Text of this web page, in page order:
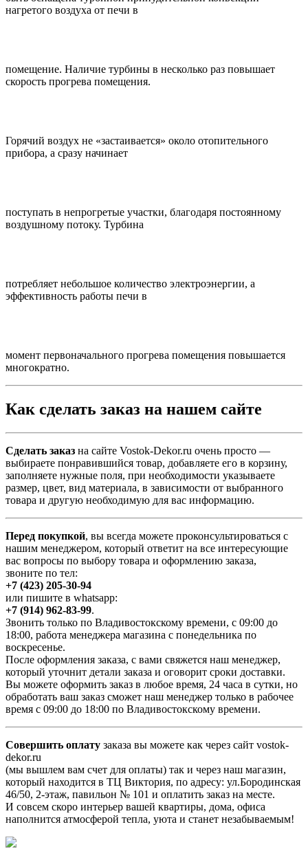
нагретого воздуха от печи в
помещение. Наличие турбины в несколько раз повышает
скорость прогрева помещения.
Горячий воздух не «застаивается» около отопительного
прибора, а сразу начинает
поступать в непрогретые участки, благодаря постоянному
воздушному потоку. Турбина
потребляет небольшое количество электроэнергии, а
эффективность работы печи в
момент первоначального прогрева помещения повышается
многократно.
Как сделать заказ на нашем сайте
Сделать заказ на сайте Vostok-Dekor.ru очень просто —
выбираете понравившийся товар, добавляете его в корзину,
заполняете нужные поля, при необходимости указываете
размер, цвет, вид материала, в зависимости от выбранного
товара и другую необходимую для вас информацию.
Перед покупкой, вы всегда можете проконсультироваться с
нашим менеджером, который ответит на все интересующие
вас вопросы по выбору товара и оформлению заказа,
звоните по тел:
+7 (423) 205-30-94
или пишите в whatsapp:
+7 (914) 962-83-99.
Звонить только по Владивостокскому времени, с 09:00 до
18:00, работа менеджера магазина с понедельника по
воскресенье.
После оформления заказа, с вами свяжется наш менеджер,
который уточнит детали заказа и оговорит сроки доставки.
Вы можете оформить заказ в любое время, 24 часа в сутки, но
обработать ваш заказ сможет наш менеджер только в рабочее
время с 09:00 до 18:00 по Владивостокскому времени.
Совершить оплату заказа вы можете как через сайт vostok-
dekor.ru
(мы вышлем вам счет для оплаты) так и через наш магазин,
который находится в ТЦ Виктория, по адресу: ул.Бородинская
46/50, 2-этаж, павильон № 101 и оплатить заказ на месте.
И совсем скоро интерьер вашей квартиры, дома, офиса
наполнится атмосферой тепла, уюта и станет незабываемым!